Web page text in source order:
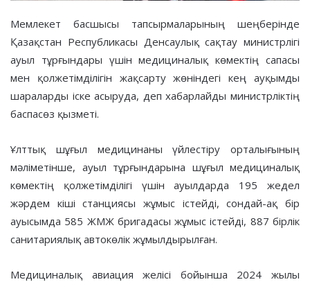
Мемлекет басшысы тапсырмаларының шеңберінде
Қазақстан Республикасы Денсаулық сақтау министрлігі
ауыл тұрғындары үшін медициналық көмектің сапасы
мен қолжетімділігін жақсарту жөніндегі кең ауқымды
шараларды іске асыруда, деп хабарлайды министрліктің
баспасөз қызметі.
Ұлттық шұғыл медицинаны үйлестіру орталығының
мәліметінше, ауыл тұрғындарына шұғыл медициналық
көмектің қолжетімділігі үшін ауылдарда 195 жедел
жәрдем кіші станциясы жұмыс істейді, сондай-ақ бір
ауысымда 585 ЖМЖ бригадасы жұмыс істейді, 887 бірлік
санитариялық автокөлік жұмылдырылған.
Медициналық авиация желісі бойынша 2024 жылы